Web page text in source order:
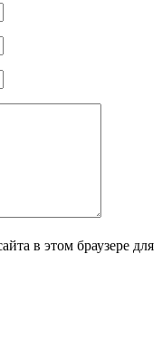
в этом браузере для